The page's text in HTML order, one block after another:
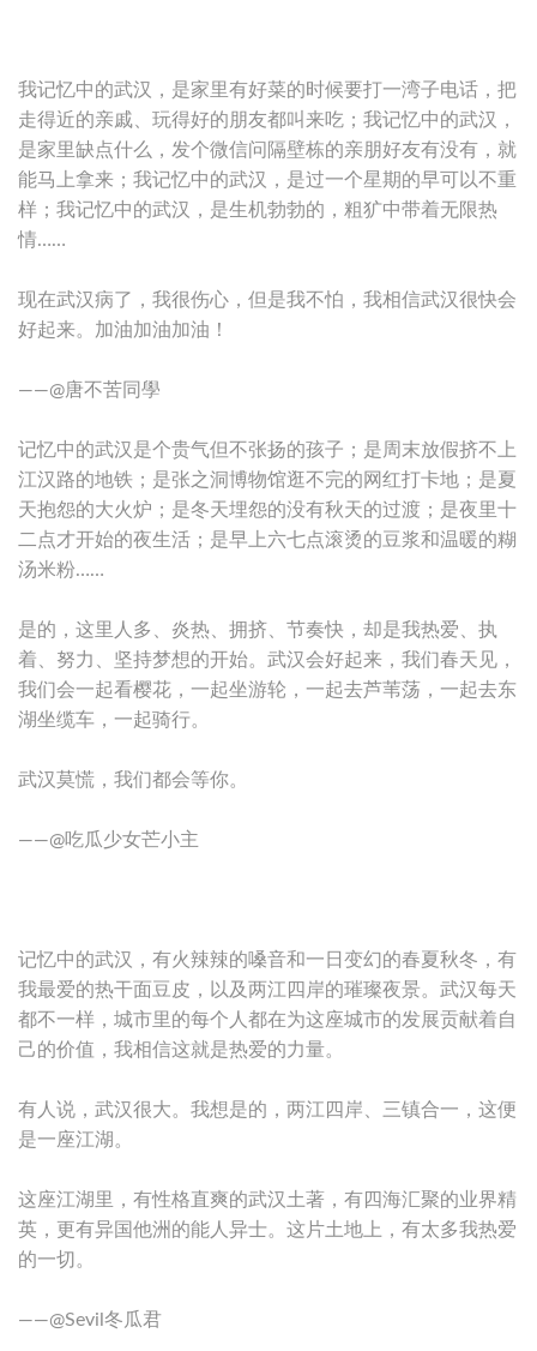
我记忆中的武汉，是家里有好菜的时候要打一湾子电话，把
走得近的亲戚、玩得好的朋友都叫来吃；我记忆中的武汉，
是家里缺点什么，发个微信问隔壁栋的亲朋好友有没有，就
能马上拿来；我记忆中的武汉，是过一个星期的早可以不重
样；我记忆中的武汉，是生机勃勃的，粗犷中带着无限热
情……
现在武汉病了，我很伤心，但是我不怕，我相信武汉很快会
好起来。加油加油加油！
——@唐不苦同學
记忆中的武汉是个贵气但不张扬的孩子；是周末放假挤不上
江汉路的地铁；是张之洞博物馆逛不完的网红打卡地；是夏
天抱怨的大火炉；是冬天埋怨的没有秋天的过渡；是夜里十
二点才开始的夜生活；是早上六七点滚烫的豆浆和温暖的糊
汤米粉……
是的，这里人多、炎热、拥挤、节奏快，却是我热爱、执
着、努力、坚持梦想的开始。武汉会好起来，我们春天见，
我们会一起看樱花，一起坐游轮，一起去芦苇荡，一起去东
湖坐缆车，一起骑行。
武汉莫慌，我们都会等你。
——@吃瓜少女芒小主
记忆中的武汉，有火辣辣的嗓音和一日变幻的春夏秋冬，有
我最爱的热干面豆皮，以及两江四岸的璀璨夜景。武汉每天
都不一样，城市里的每个人都在为这座城市的发展贡献着自
己的价值，我相信这就是热爱的力量。
有人说，武汉很大。我想是的，两江四岸、三镇合一，这便
是一座江湖。
这座江湖里，有性格直爽的武汉土著，有四海汇聚的业界精
英，更有异国他洲的能人异士。这片土地上，有太多我热爱
的一切。
——@Sevil冬瓜君